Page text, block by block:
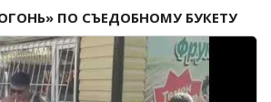
ПО СЪЕДОБНОМУ БУКЕТУ